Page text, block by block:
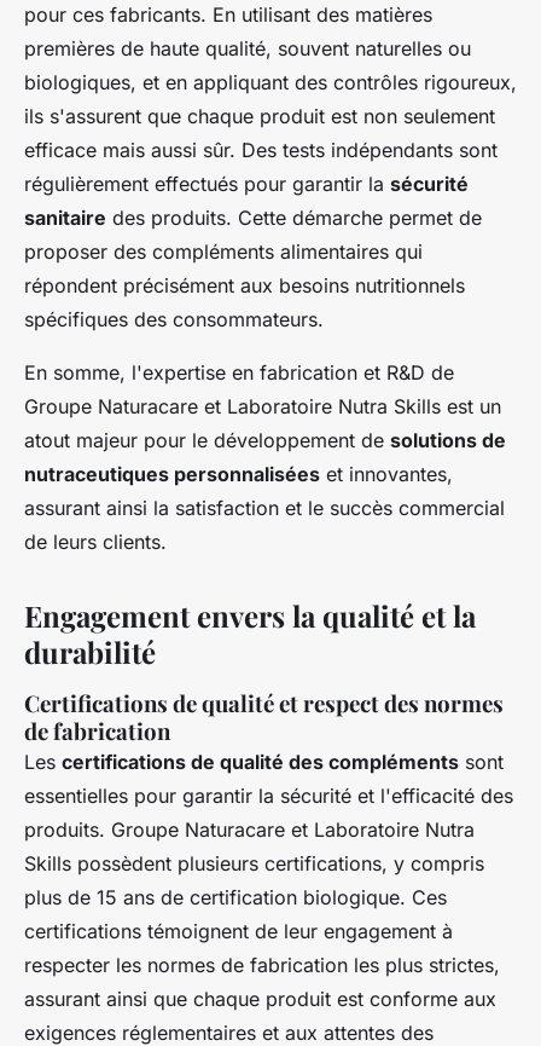
pour ces fabricants. En utilisant des matières
premières de haute qualité, souvent naturelles ou
biologiques, et en appliquant des contrôles rigoureux,
ils s'assurent que chaque produit est non seulement
efficace mais aussi sûr. Des tests indépendants sont
régulièrement effectués pour garantir la sécurité
sanitaire des produits. Cette démarche permet de
proposer des compléments alimentaires qui
répondent précisément aux besoins nutritionnels
spécifiques des consommateurs.
En somme, l'expertise en fabrication et R&D de
Groupe Naturacare et Laboratoire Nutra Skills est un
atout majeur pour le développement de solutions de
nutraceutiques personnalisées et innovantes,
assurant ainsi la satisfaction et le succès commercial
de leurs clients.
Engagement envers la qualité et la
durabilité
Certifications de qualité et respect des normes
de fabrication
Les certifications de qualité des compléments sont
essentielles pour garantir la sécurité et l'efficacité des
produits. Groupe Naturacare et Laboratoire Nutra
Skills possèdent plusieurs certifications, y compris
plus de 15 ans de certification biologique. Ces
certifications témoignent de leur engagement à
respecter les normes de fabrication les plus strictes,
assurant ainsi que chaque produit est conforme aux
exigences réglementaires et aux attentes des